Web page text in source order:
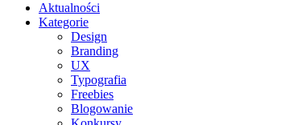
Aktualności
Kategorie
Design
Branding
UX
Typografia
Freebies
Blogowanie